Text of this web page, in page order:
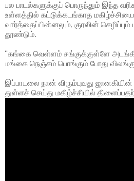
பல பாடல்களுக்குப் பொருந்தும் இந்த
உள்ளத்தில் கட்டுக்கடங்காத மகிழ்ச்சியை
வார்த்தைப்பின்னலும், குரலின்
தூண்டும்.
"கங்கை வெள்ளம் சங்குக்குள்ளே
மங்கை நெஞ்சம் பொங்கும் போது
இப்பாடலை நான் விரும்புவது
துள்ளச் செய்து மகிழ்ச்சியில்